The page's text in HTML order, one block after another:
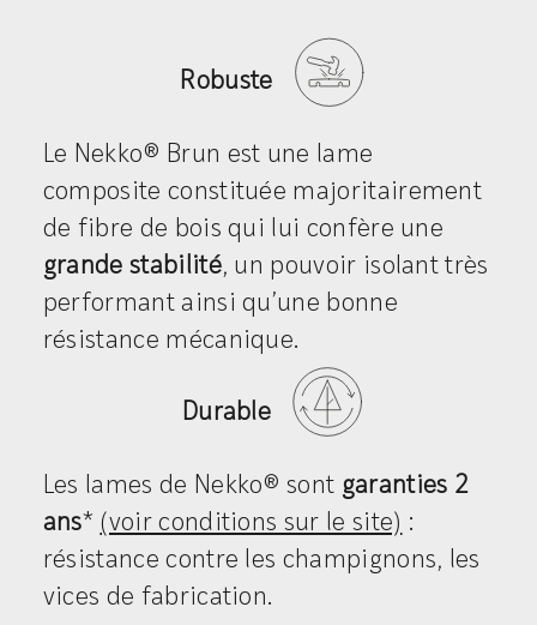
Robuste
Le Nekko® Brun est une lame
composite constituée majoritairement
de fibre de bois qui lui confère une
grande stabilité, un pouvoir isolant très
performant ainsi qu’une bonne
résistance mécanique.
Durable
Les lames de Nekko® sont garanties 2
ans* (voir conditions sur le site) :
résistance contre les champignons, les
vices de fabrication.